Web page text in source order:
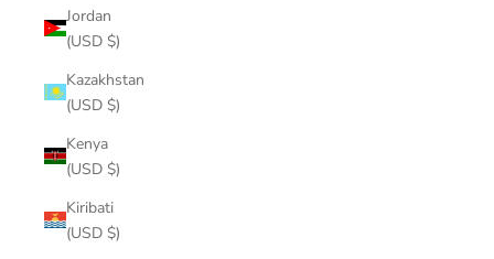
Jordan
(USD $)
Kazakhstan
(USD $)
Kenya
(USD $)
Kiribati
(USD $)